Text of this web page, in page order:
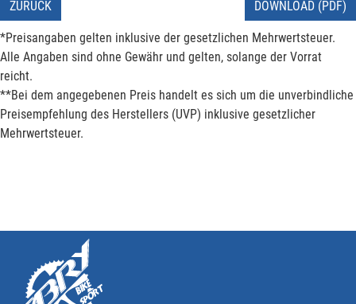
ZURÜCK DOWNLOAD (PDF)
*Preisangaben gelten inklusive der gesetzlichen Mehrwertsteuer.
Alle Angaben sind ohne Gewähr und gelten, solange der Vorrat
reicht.
**Bei dem angegebenen Preis handelt es sich um die unverbindliche
Preisempfehlung des Herstellers (UVP) inklusive gesetzlicher
Mehrwertsteuer.